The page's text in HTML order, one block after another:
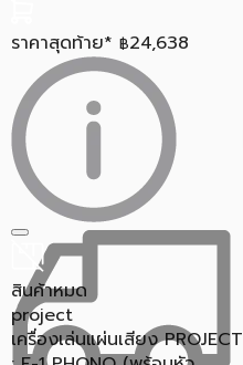
ราคาสุดท้าย* ฿24,638
สินค้าหมด
project
เครื่องเล่นแผ่นเสียง PROJECT